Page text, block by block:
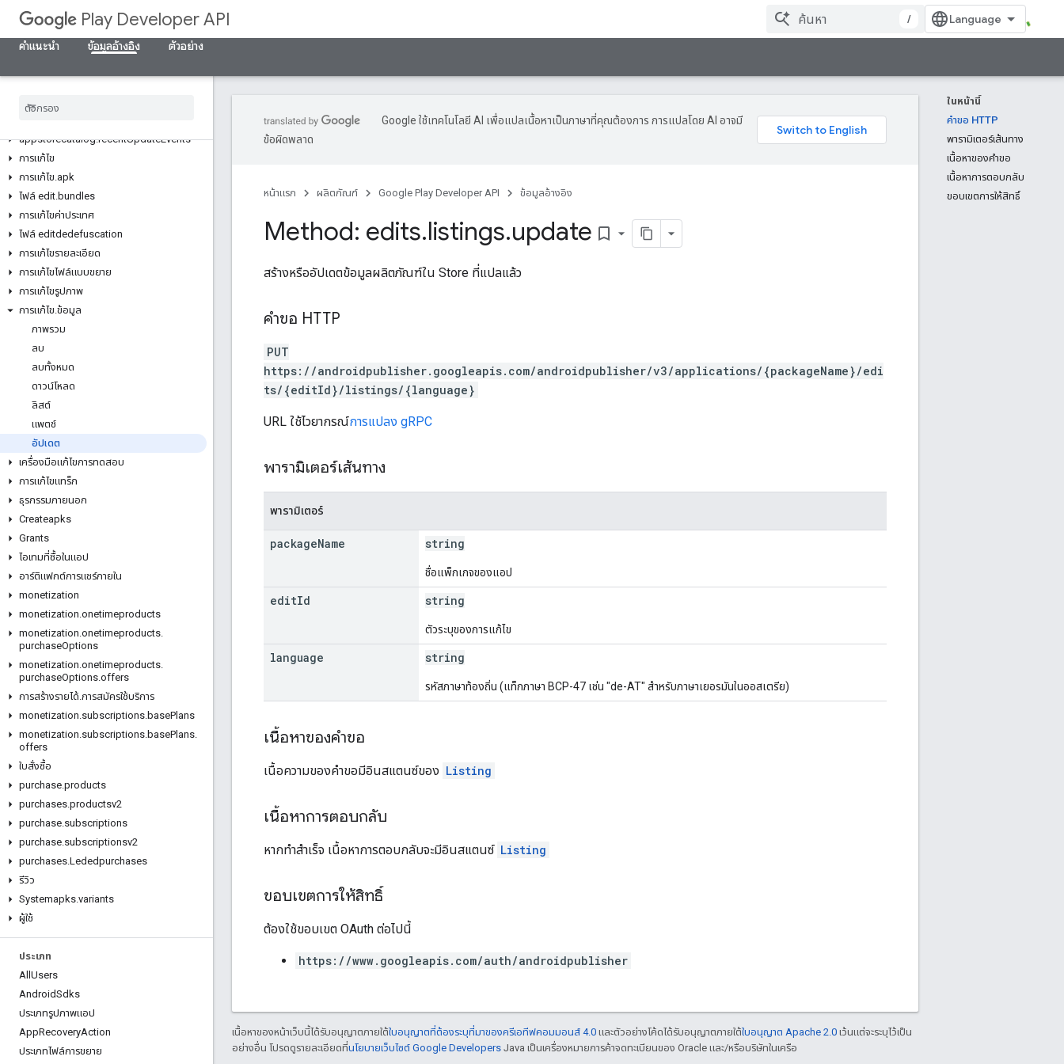
Play Developer API
/
คำแนะนำ
ข้อมูลอ้างอิง ตัวอย่าง
แอปพลิเคชัน
Applications.deviceTierConfigs
appstoreappsreview
appstorecatalog.recentUpdateEvents
การแก้ไข
การแก้ไข.apk
ไฟล์ edit.bundles
การแก้ไขค่าประเทศ
ไฟล์ editdedefuscation
การแก้ไขรายละเอียด
การแก้ไขไฟล์แบบขยาย
การแก้ไขรูปภาพ
การแก้ไข.ข้อมูล
ภาพรวม
ลบ
ลบทั้งหมด
ดาวน์โหลด
ลิสต์
แพตช์
อัปเดต
เครื่องมือแก้ไขการทดสอบ
การแก้ไขแทร็ก
ธุรกรรมภายนอก
Createapks
Grants
ไอเทมที่ซื้อในแอป
อาร์ติแฟกต์การแชร์ภายใน
monetization
monetization.onetimeproducts
monetization.onetimeproducts.
purchaseOptions
monetization.onetimeproducts.
purchaseOptions.offers
การสร้างรายได้.การสมัครใช้บริการ
monetization.subscriptions.basePlans
monetization.subscriptions.basePlans.
offers
ใบสั่งซื้อ
purchase.products
purchases.productsv2
purchase.subscriptions
purchase.subscriptionsv2
purchases.Lededpurchases
รีวิว
Systemapks.variants
ผู้ใช้
ประเภท
All Users
AndroidSdks
ประเภทรูปภาพแอป
AppRecoveryAction
ประเภทไฟล์การขยาย
ในหน้านี้
คำขอ HTTP
พารามิเตอร์เส้นทาง
เนื้อหาของคำขอ
เนื้อหาการตอบกลับ
ขอบเขตการให้สิทธิ์
Google ใช้เทคโนโลยี AI เพื่อแปลเนื้อหาเป็นภาษาที่คุณต้องการ การแปลโดย AI อาจมี
ข้อผิดพลาด
หน้าแรก ผลิตภัณฑ์ Google Play Developer API ข้อมูลอ้างอิง
Method: edits.listings.update bookmark_border
สร้างหรืออัปเดตข้อมูลผลิตภัณฑ์ใน Store ที่แปลแล้ว
คำขอ HTTP
PUT
https://androidpublisher.googleapis.com/androidpublisher/v3/applications/{packageName}/edi
ts/{editId}/listings/{language}
URL ใช้ไวยากรณ์การแปลง gRPC
พารามิเตอร์เส้นทาง
พารามิเตอร์
packageName string
ชื่อแพ็กเกจของแอป
editId string
ตัวระบุของการแก้ไข
language string
รหัสภาษาท้องถิ่น (แท็กภาษา BCP-47 เช่น "de-AT" สำหรับภาษาเยอรมันในออสเตรีย)
เนื้อหาของคำขอ
เนื้อความของคำขอมีอินสแตนซ์ของ Listing
เนื้อหาการตอบกลับ
หากทำสำเร็จ เนื้อหาการตอบกลับจะมีอินสแตนซ์ Listing
ขอบเขตการให้สิทธิ์
ต้องใช้ขอบเขต OAuth ต่อไปนี้
https://www.googleapis.com/auth/androidpublisher
เนื้อหาของหน้าเว็บนี้ได้รับอนุญาตภายใต้ใบอนุญาตที่ต้องระบุที่มาของครีเอทีฟคอมมอนส์ 4.0 และตัวอย่างโค้ดได้รับอนุญาตภายใต้ใบอนุญาต Apache 2.0 เว้นแต่จะระบุไว้เป็น
อย่างอื่น โปรดดูรายละเอียดที่นโยบายเว็บไซต์ Google Developers Java เป็นเครื่องหมายการค้าจดทะเบียนของ Oracle และ/หรือบริษัทในเครือ